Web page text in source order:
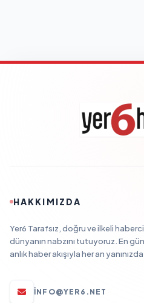
HAKKIMIZDA
Yer6 Tarafsız, doğru ve ilkeli
dünyanın nabzını tutuyoruz. En
anlık haber akışıyla her an
INFO@YER6.NET